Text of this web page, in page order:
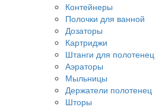
Контейнеры
Полочки для ванной
Дозаторы
Картриджи
Штанги для полотенец
Аэраторы
Мыльницы
Держатели полотенец
Шторы